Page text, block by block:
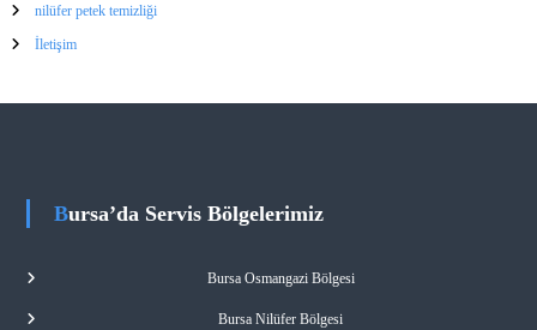
nilüfer petek temizliği
İletişim
Bursa’da Servis Bölgelerimiz
Bursa Osmangazi Bölgesi
Bursa Nilüfer Bölgesi